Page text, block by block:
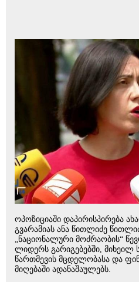
ოპოზიციაში დაპირისპირება
გვარამიას ანა წითლიძე
„ნაციონალური მოძრაობის“
ლიდერს გარიგებებში, მიხეილ
წართმევის მცდელობასა და
მიღებაში ადანაშაულებს.